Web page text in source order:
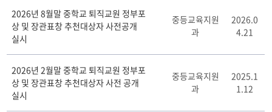
등
교
육
지
원
과
자
료
2026년 8월말 중학교 퇴직교원 정부포
상 및 장관표창 추천대상자 사전공개
실시
중등교육지원
과
2026.0
4.21
2026년 2월말 중학교 퇴직교원 정부포
상 및 장관표창 추천대상자 사전 공개
실시
중등교육지원
과
2025.1
1.12